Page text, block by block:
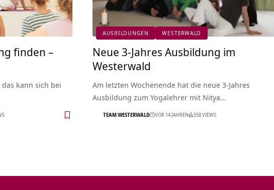
finden –
kann sich bei
AUSBILDUNGEN WESTERWALD
Neue 3-Jahres Ausbildung im
Westerwald
Am letzten Wochenende hat die neue 3-Jahres
Ausbildung zum Yogalehrer mit Nitya…
TEAM WESTERWALD VOR 14 JAHREN 558 VIEWS